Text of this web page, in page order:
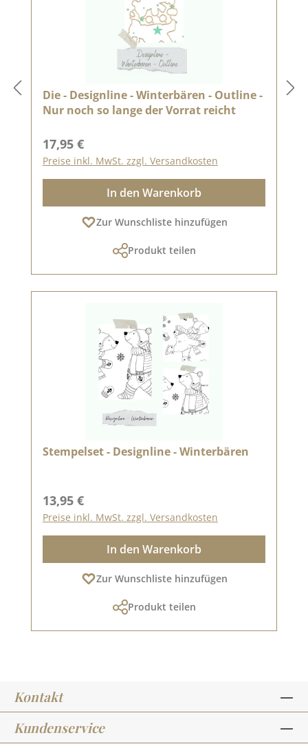
Die - Designline - Winterbären - Outline -
Nur noch so lange der Vorrat reicht
Regulärer Preis:
17,95 €
Preise inkl. MwSt. zzgl. Versandkosten
In den Warenkorb
Zur Wunschliste hinzufügen
Produkt teilen
Stempelset - Designline - Winterbären
Regulärer Preis:
13,95 €
Preise inkl. MwSt. zzgl. Versandkosten
In den Warenkorb
Zur Wunschliste hinzufügen
Produkt teilen
Kontakt
Kundenservice